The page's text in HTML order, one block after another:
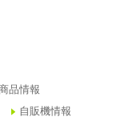
品情報
自販機情報